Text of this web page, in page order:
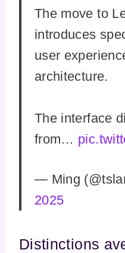
The move to
introduces
user
architecture.
The interface
from…
— Ming
2025
Distinctions